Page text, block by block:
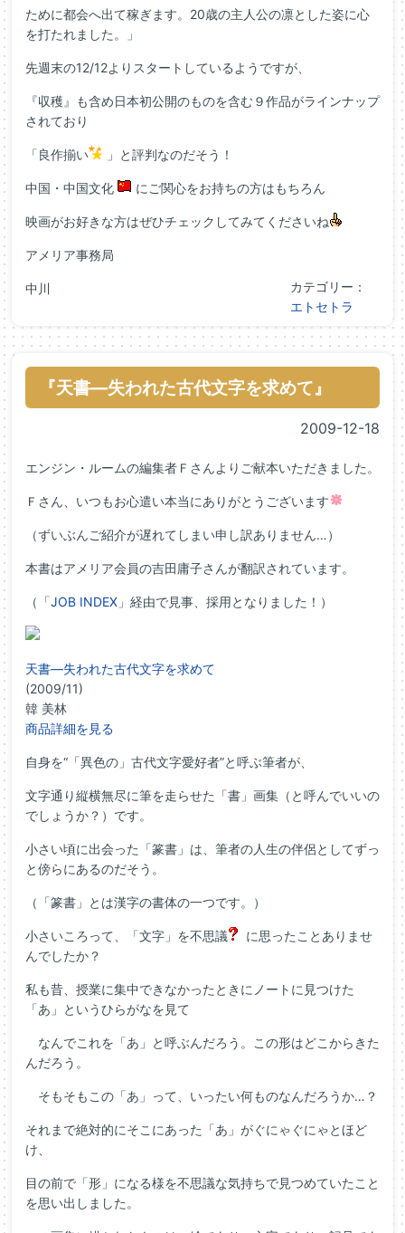
ために都会へ出て稼ぎます。20歳の主人公の凛とした姿に心
を打たれました。」
先週末の12/12よりスタートしているようですが、
『収穫』も含め日本初公開のものを含む９作品がラインナップ
されており
「良作揃い 」と評判なのだそう！
中国・中国文化 にご関心をお持ちの方はもちろん
映画がお好きな方はぜひチェックしてみてくださいね
アメリア事務局
中川
カテゴリー：
エトセトラ
『天書―失われた古代文字を求めて』
2009-12-18
エンジン・ルームの編集者Ｆさんよりご献本いただきました。
Ｆさん、いつもお心遣い本当にありがとうございます
（ずいぶんご紹介が遅れてしまい申し訳ありません…）
本書はアメリア会員の吉田庸子さんが翻訳されています。
（「JOB INDEX 」経由で見事、採用となりました！）
天書―失われた古代文字を求めて
(2009/11)
韓 美林
商品詳細を見る
自身を“「異色の」古代文字愛好者”と呼ぶ筆者が、
文字通り縦横無尽に筆を走らせた「書」画集（と呼んでいいの
でしょうか？）です。
小さい頃に出会った「篆書」は、筆者の人生の伴侶としてずっ
と傍らにあるのだそう。
（「篆書」とは漢字の書体の一つです。）
小さいころって、「文字」を不思議
に思ったことありませ
んでしたか？
私も昔、授業に集中できなかったときにノートに見つけた
「あ」というひらがなを見て
なんでこれを「あ」と呼ぶんだろう。この形はどこからきた
んだろう。
そもそもこの「あ」って、いったい何ものなんだろうか…？
それまで絶対的にそこにあった「あ」がぐにゃぐにゃとほど
け、
目の前で「形」になる様を不思議な気持ちで見つめていたこと
を思い出しました。